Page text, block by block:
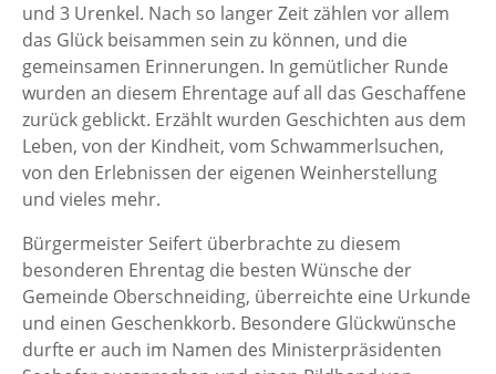
und 3 Urenkel. Nach so langer Zeit zählen vor allem
das Glück beisammen sein zu können, und die
gemeinsamen Erinnerungen. In gemütlicher Runde
wurden an diesem Ehrentage auf all das Geschaffene
zurück geblickt. Erzählt wurden Geschichten aus dem
Leben, von der Kindheit, vom Schwammerlsuchen,
von den Erlebnissen der eigenen Weinherstellung
und vieles mehr.
Bürgermeister Seifert überbrachte zu diesem
besonderen Ehrentag die besten Wünsche der
Gemeinde Oberschneiding, überreichte eine Urkunde
und einen Geschenkkorb. Besondere Glückwünsche
durfte er auch im Namen des Ministerpräsidenten